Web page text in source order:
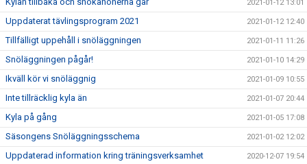
2021-01-12 13:01
Uppdaterat tävlingsprogram 2021 2021-01-12 12:40
Tillfälligt uppehåll i snöläggningen 2021-01-11 11:26
Snöläggningen pågår! 2021-01-10 14:29
Ikväll kör vi snöläggnig 2021-01-09 10:55
Inte tillräcklig kyla än 2021-01-07 20:44
Kyla på gång 2021-01-05 17:08
Säsongens Snöläggningsschema 2021-01-02 12:02
Uppdaterad information kring träningsverksamhet 2020-12-07 19:54